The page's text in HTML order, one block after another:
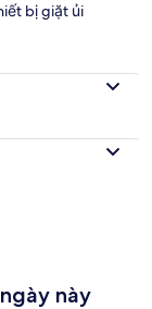
bị giặt ủi
này